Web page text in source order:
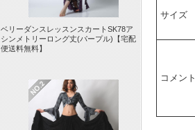
サイズ
コメント
ベリーダンスレッスンスカートSK78ア
シンメトリーロング丈(パープル)【宅配
便送料無料】